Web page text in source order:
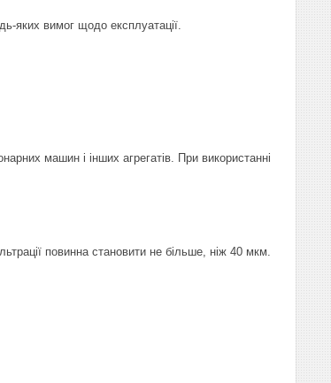
яких вимог щодо експлуатації.
машин і інших агрегатів. При використанні
повинна становити не більше, ніж 40 мкм.